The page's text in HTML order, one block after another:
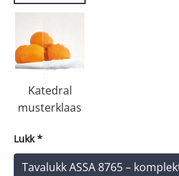
Katedral
musterklaas
Lukk *
Tavalukk ASSA 8765 –